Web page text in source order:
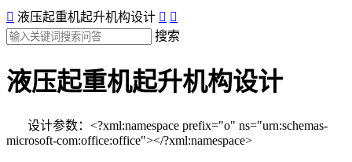
 液压起重机起升机构设计  
搜索
液压起重机起升机构设计
设计参数：<?xml:namespace prefix="o" ns="urn:schemas-
microsoft-com:office:office"></?xml:namespace>